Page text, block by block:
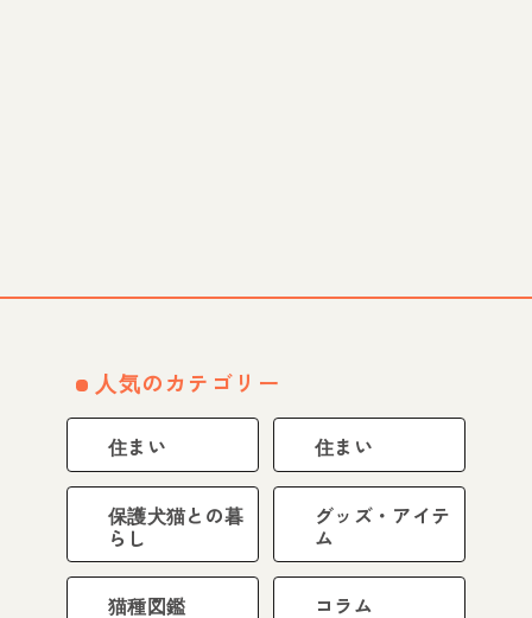
人気のカテゴリー
住まい 住まい
保護犬猫との暮
らし
グッズ・アイテ
ム
猫種図鑑 コラム